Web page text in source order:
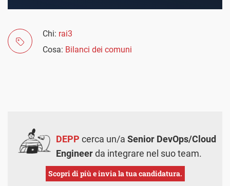
Chi: rai3
Cosa: Bilanci dei comuni
DEPP cerca un/a Senior DevOps/Cloud
Engineerda integrare nel suo team.
Scopri di più e invia la tua candidatura.